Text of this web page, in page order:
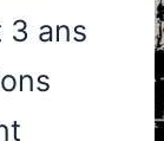
3 ans